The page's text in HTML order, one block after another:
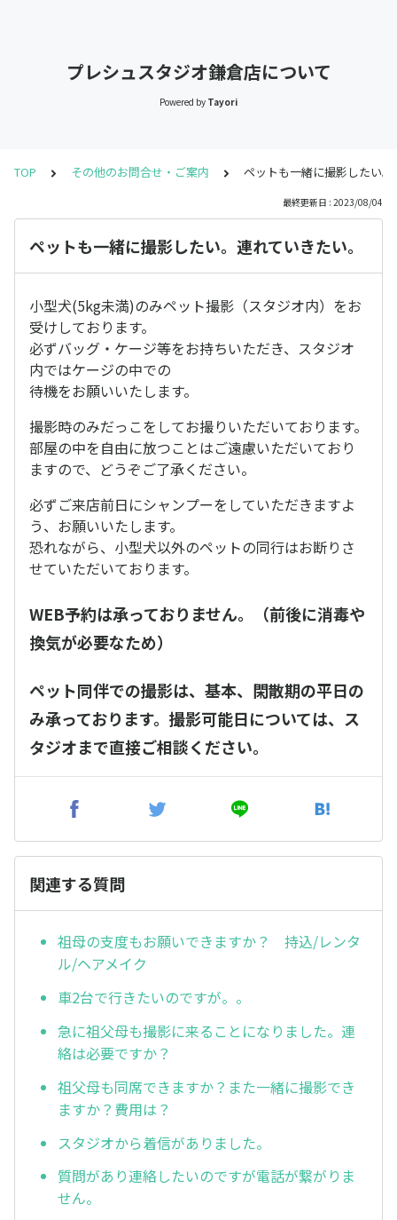
プレシュスタジオ鎌倉店について
Powered by Tayori
TOP その他のお問合せ・ご案内 ペットも一緒に撮影したい
最終更新日 : 2023/08/04
ペットも一緒に撮影したい。連れていきたい。
小型犬(5kg未満)のみペット撮影（スタジオ内）をお
受けしております。
必ずバッグ・ケージ等をお持ちいただき、スタジオ
内ではケージの中での
待機をお願いいたします。
撮影時のみだっこをしてお撮りいただいております。
部屋の中を自由に放つことはご遠慮いただいており
ますので、どうぞご了承ください。
必ずご来店前日にシャンプーをしていただきますよ
う、お願いいたします。
恐れながら、小型犬以外のペットの同行はお断りさ
せていただいております。
WEB予約は承っておりません。（前後に消毒や
換気が必要なため）
ペット同伴での撮影は、基本、閑散期の平日の
み承っております。撮影可能日については、ス
タジオまで直接ご相談ください。
関連する質問
祖母の支度もお願いできますか？ 持込/レンタ
ル/ヘアメイク
車2台で行きたいのですが。。
急に祖父母も撮影に来ることになりました。連
絡は必要ですか？
祖父母も同席できますか？また一緒に撮影でき
ますか？費用は？
スタジオから着信がありました。
質問があり連絡したいのですが電話が繋がりま
せん。